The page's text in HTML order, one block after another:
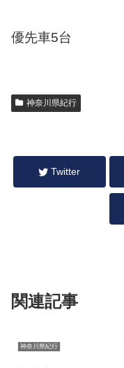
優先車5台
神奈川県紀行
Twitter
関連記事
神奈川県紀行